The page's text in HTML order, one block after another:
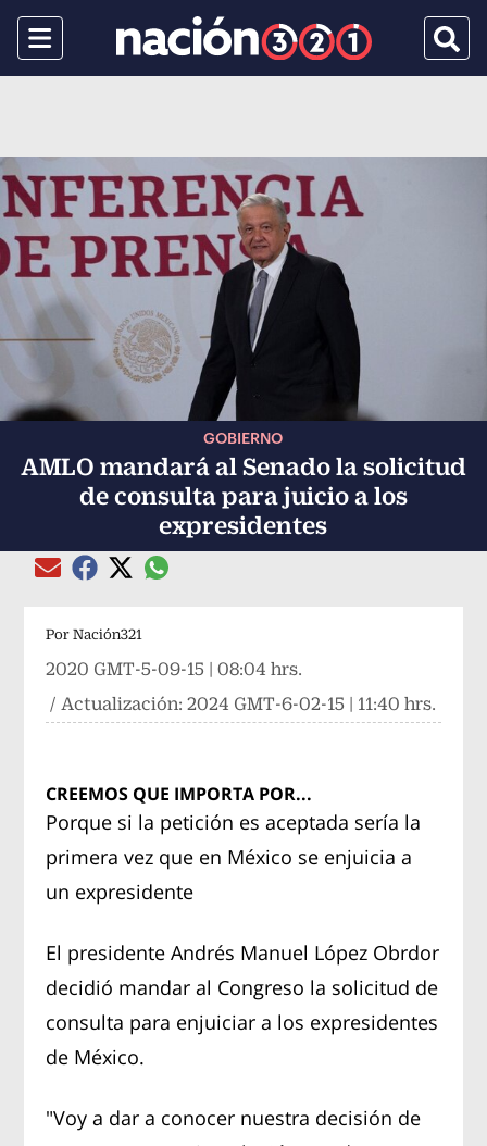
Menu
GOBIERNO
AMLO mandará al Senado la solicitud
de consulta para juicio a los
expresidentes
Compartir el artículo actual mediante Email
Compartir el artículo actual mediante Facebook
Compartir el artículo actual mediante Twitter
Compartir el artículo actual mediante
Por Nación321
2020 GMT-5-09-15 | 08:04 hrs.
/ Actualización:2024 GMT-6-02-15 | 11:40 hrs.
CREEMOS QUE IMPORTA POR...
Porque si la petición es aceptada sería la
primera vez que en México se enjuicia a
un expresidente
El presidente Andrés Manuel López Obrdor
decidió mandar al Congreso la solicitud de
consulta para enjuiciar a los expresidentes
de México.
"Voy a dar a conocer nuestra decisión de